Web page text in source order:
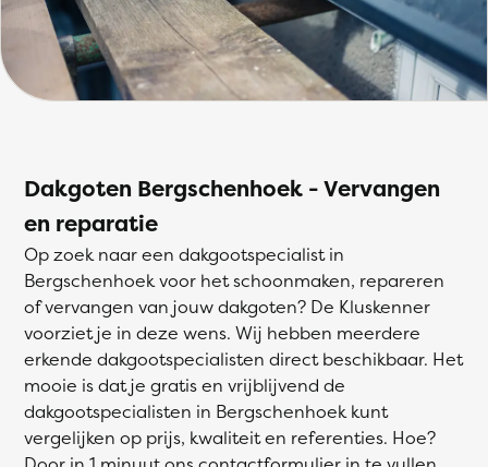
Dakgoten Bergschenhoek - Vervangen
en reparatie
Op zoek naar een dakgootspecialist in
Bergschenhoek voor het schoonmaken, repareren
of vervangen van jouw dakgoten? De Kluskenner
voorziet je in deze wens. Wij hebben meerdere
erkende dakgootspecialisten direct beschikbaar. Het
mooie is dat je gratis en vrijblijvend de
dakgootspecialisten in Bergschenhoek kunt
vergelijken op prijs, kwaliteit en referenties. Hoe?